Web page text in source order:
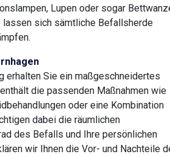
Lupen oder sogar
lassen sich sämtliche Befallsherde
erhalten Sie ein maßgeschneidertes
die passenden Maßnahmen wie
oder eine Kombination
dabei die räumlichen
des Befalls und Ihre persönlichen
wir Ihnen die Vor- und Nachteile